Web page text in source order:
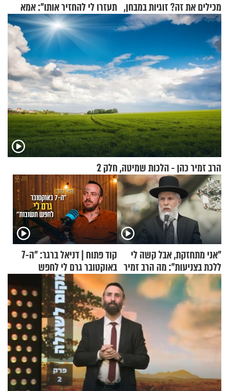
מכילים את זה? זוגיות במבחן,
הפעם עם יהודית ואלתר כהן
תעזרו לי להחזיר אותו": אמא
של יובל בן ה-4 בריאיון דומע
הרב זמיר כהן - הלכות שמיטה, חלק 2
"אני מתחזקת, אבל קשה לי
ללכת בצניעות": מה הרב זמיר
כהן המליץ לה לעשות?
קוד פתוח | דניאל ברגר: "ה-7
באוקטובר גרם לי לחפש
תשובות"